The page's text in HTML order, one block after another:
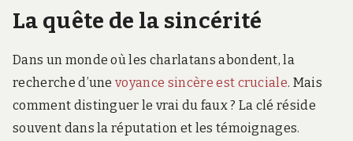
La quête de la sincérité
Dans un monde où les charlatans abondent, la
recherche d’unevoyance sincère est cruciale. Mais
comment distinguer le vrai du faux ? La clé réside
souvent dans la réputation et les témoignages.